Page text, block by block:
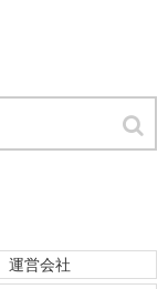
運営会社